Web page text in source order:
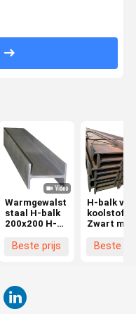
Warmgewalst
staal H-balk
200x200 H-
ijzeren balk
Beste prijs
H-balk van
Zwart
Beste